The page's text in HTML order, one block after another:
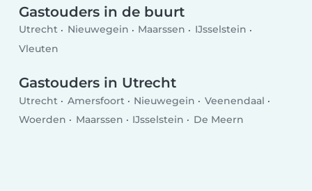
Gastouders in de buurt
Utrecht Nieuwegein Maarssen
IJsselstein
Vleuten
Gastouders in Utrecht
Utrecht Amersfoort Nieuwegein
Veenendaal
Woerden
Maarssen IJsselstein De Meern